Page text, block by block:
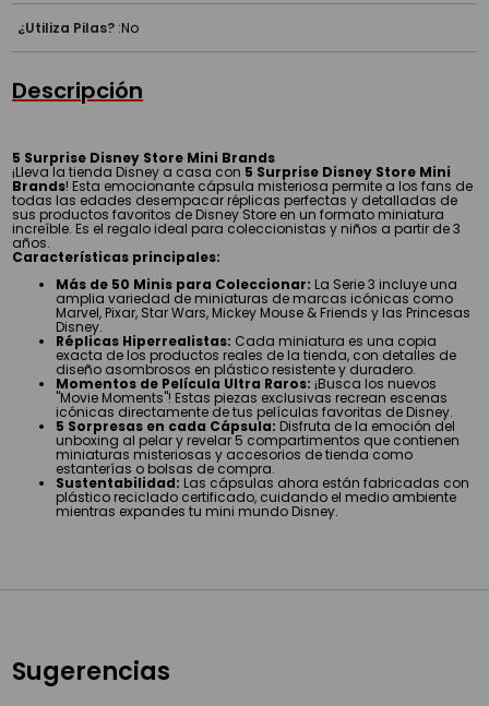
¿Utiliza Pilas? :No
Descripción
5 Surprise Disney Store Mini Brands
¡Lleva la tienda Disney a casa con 5 Surprise Disney Store Mini
Brands! Esta emocionante cápsula misteriosa permite a los fans de
todas las edades desempacar réplicas perfectas y detalladas de
sus productos favoritos de Disney Store en un formato miniatura
increíble. Es el regalo ideal para coleccionistas y niños a partir de 3
años.
Características principales:
Más de 50 Minis para Coleccionar: La Serie 3 incluye una
amplia variedad de miniaturas de marcas icónicas como
Marvel, Pixar, Star Wars, Mickey Mouse & Friends y las Princesas
Disney.
Réplicas Hiperrealistas: Cada miniatura es una copia
exacta de los productos reales de la tienda, con detalles de
diseño asombrosos en plástico resistente y duradero.
Momentos de Película Ultra Raros: ¡Busca los nuevos
"Movie Moments"! Estas piezas exclusivas recrean escenas
icónicas directamente de tus películas favoritas de Disney.
5 Sorpresas en cada Cápsula: Disfruta de la emoción del
unboxing al pelar y revelar 5 compartimentos que contienen
miniaturas misteriosas y accesorios de tienda como
estanterías o bolsas de compra.
Sustentabilidad: Las cápsulas ahora están fabricadas con
plástico reciclado certificado, cuidando el medio ambiente
mientras expandes tu mini mundo Disney.
Sugerencias